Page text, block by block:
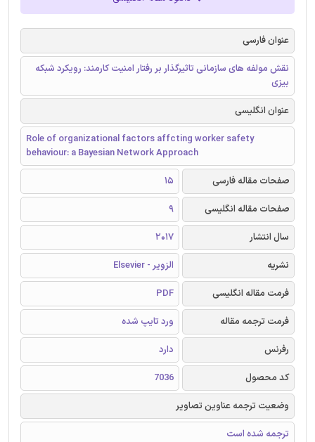
عنوان فارسی
نقش مولفه های سازمانی تاثیرگذار بر رفتار امنیت کارمند: رویکرد شبکه
بیزی
عنوان انگلیسی
Role of organizational factors affcting worker safety
behaviour: a Bayesian Network Approach
صفحات مقاله فارسی
15
صفحات مقاله انگلیسی
9
سال انتشار
2017
نشریه
الزویر - Elsevier
فرمت مقاله انگلیسی
PDF
فرمت ترجمه مقاله
ورد تایپ شده
رفرنس
دارد
کد محصول
7036
وضعیت ترجمه عناوین تصاویر
ترجمه شده است